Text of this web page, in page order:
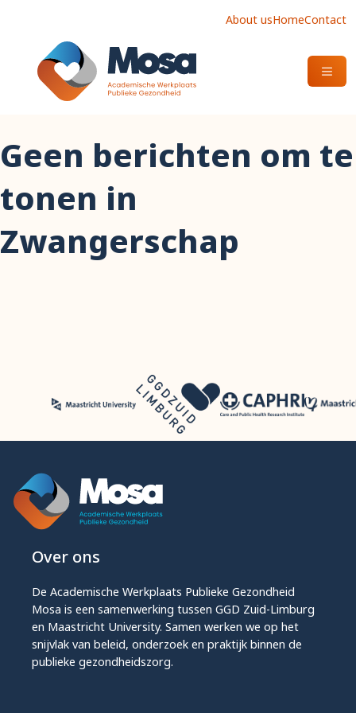
About usHomeContact
OPEN
Geen berichten om te
tonen in
Zwangerschap
Over ons
De Academische Werkplaats Publieke Gezondheid
Mosa is een samenwerking tussen GGD Zuid-Limburg
en Maastricht University. Samen werken we op het
snijvlak van beleid, onderzoek en praktijk binnen de
publieke gezondheidszorg.